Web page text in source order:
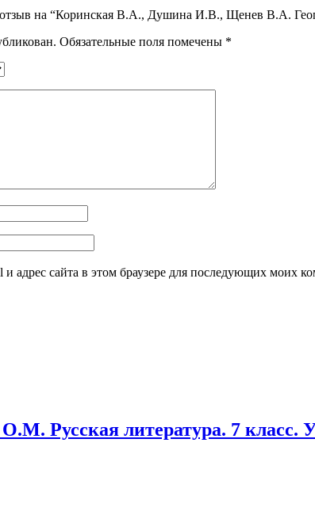
отзыв на “Коринская В.А., Душина И.В., Щенев В.А.
Обязательные поля помечены *
адрес сайта в этом браузере для последующих моих
Русская литература. 7 класс.